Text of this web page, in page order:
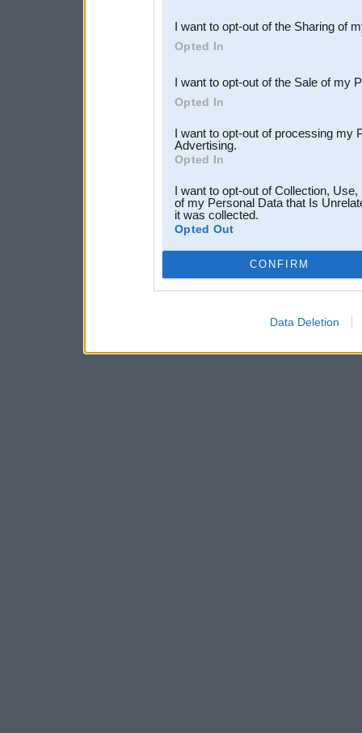
Downstream Participants
third parties.
I want to opt-out of the Sharing of
Opted In
I want to opt-out of the Sale of my
Opted In
I want to opt-out of processing my
Advertising.
Opted In
I want to opt-out of Collection,
of my Personal Data that Is
it was collected.
Opted Out
CONFIRM
Data Deletion